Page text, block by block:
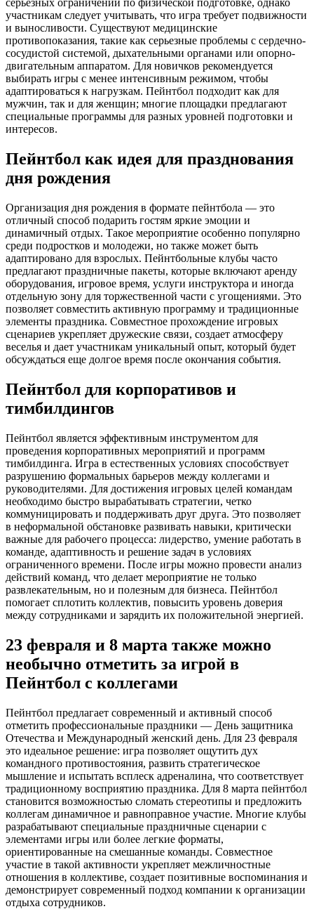
серьезных ограничений по физической подготовке, однако
участникам следует учитывать, что игра требует подвижности
и выносливости. Существуют медицинские
противопоказания, такие как серьезные проблемы с сердечно-
сосудистой системой, дыхательными органами или опорно-
двигательным аппаратом. Для новичков рекомендуется
выбирать игры с менее интенсивным режимом, чтобы
адаптироваться к нагрузкам. Пейнтбол подходит как для
мужчин, так и для женщин; многие площадки предлагают
специальные программы для разных уровней подготовки и
интересов.
Пейнтбол как идея для празднования
дня рождения
Организация дня рождения в формате пейнтбола — это
отличный способ подарить гостям яркие эмоции и
динамичный отдых. Такое мероприятие особенно популярно
среди подростков и молодежи, но также может быть
адаптировано для взрослых. Пейнтбольные клубы часто
предлагают праздничные пакеты, которые включают аренду
оборудования, игровое время, услуги инструктора и иногда
отдельную зону для торжественной части с угощениями. Это
позволяет совместить активную программу и традиционные
элементы праздника. Совместное прохождение игровых
сценариев укрепляет дружеские связи, создает атмосферу
веселья и дает участникам уникальный опыт, который будет
обсуждаться еще долгое время после окончания события.
Пейнтбол для корпоративов и
тимбилдингов
Пейнтбол является эффективным инструментом для
проведения корпоративных мероприятий и программ
тимбилдинга. Игра в естественных условиях способствует
разрушению формальных барьеров между коллегами и
руководителями. Для достижения игровых целей командам
необходимо быстро вырабатывать стратегии, четко
коммуницировать и поддерживать друг друга. Это позволяет
в неформальной обстановке развивать навыки, критически
важные для рабочего процесса: лидерство, умение работать в
команде, адаптивность и решение задач в условиях
ограниченного времени. После игры можно провести анализ
действий команд, что делает мероприятие не только
развлекательным, но и полезным для бизнеса. Пейнтбол
помогает сплотить коллектив, повысить уровень доверия
между сотрудниками и зарядить их положительной энергией.
23 февраля и 8 марта также можно
необычно отметить за игрой в
Пейнтбол с коллегами
Пейнтбол предлагает современный и активный способ
отметить профессиональные праздники — День защитника
Отечества и Международный женский день. Для 23 февраля
это идеальное решение: игра позволяет ощутить дух
командного противостояния, развить стратегическое
мышление и испытать всплеск адреналина, что соответствует
традиционному восприятию праздника. Для 8 марта пейнтбол
становится возможностью сломать стереотипы и предложить
коллегам динамичное и равноправное участие. Многие клубы
разрабатывают специальные праздничные сценарии с
элементами игры или более легкие форматы,
ориентированные на смешанные команды. Совместное
участие в такой активности укрепляет межличностные
отношения в коллективе, создает позитивные воспоминания и
демонстрирует современный подход компании к организации
отдыха сотрудников.